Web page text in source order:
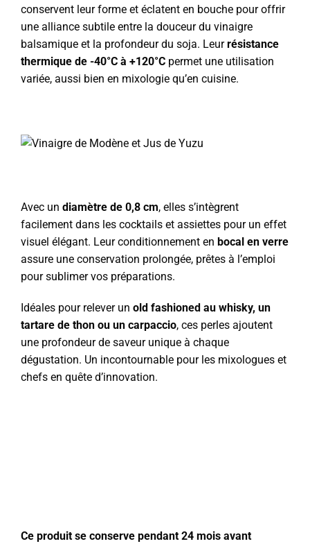
conservent leur forme et éclatent en bouche pour offrir
une alliance subtile entre la douceur du vinaigre
balsamique et la profondeur du soja. Leurrésistance
thermique de -40°C à +120°C permet une utilisation
variée, aussi bien en mixologie qu’en cuisine.
Avec un diamètre de 0,8 cm, elles s’intègrent
facilement dans les cocktails et assiettes pour un effet
visuel élégant. Leur conditionnement en bocal en verre
assure une conservation prolongée, prêtes à l’emploi
pour sublimer vos préparations.
Idéales pour relever un old fashioned au whisky, un
tartare de thon ou un carpaccio, ces perles ajoutent
une profondeur de saveur unique à chaque
dégustation. Un incontournable pour les mixologues et
chefs en quête d’innovation.
Ce produit se conserve pendant 24 mois avant